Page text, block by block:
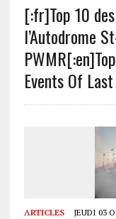
[:fr]Top 10
l’Autodrome
Events Of
ARTICLES JEUDI 03